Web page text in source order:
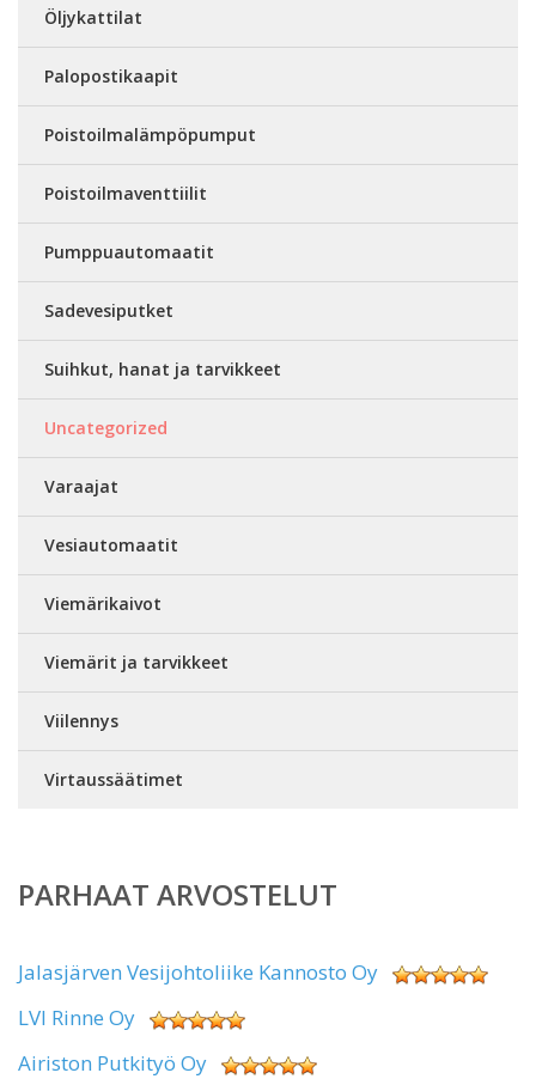
Öljykattilat
Palopostikaapit
Poistoilmalämpöpumput
Poistoilmaventtiilit
Pumppuautomaatit
Sadevesiputket
Suihkut, hanat ja tarvikkeet
Uncategorized
Varaajat
Vesiautomaatit
Viemärikaivot
Viemärit ja tarvikkeet
Viilennys
Virtaussäätimet
PARHAAT ARVOSTELUT
Jalasjärven Vesijohtoliike Kannosto Oy
LVI Rinne Oy
Airiston Putkityö Oy